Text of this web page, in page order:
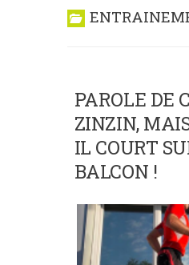
PAROLE DE
ZINZIN,
IL COURT
BALCON !